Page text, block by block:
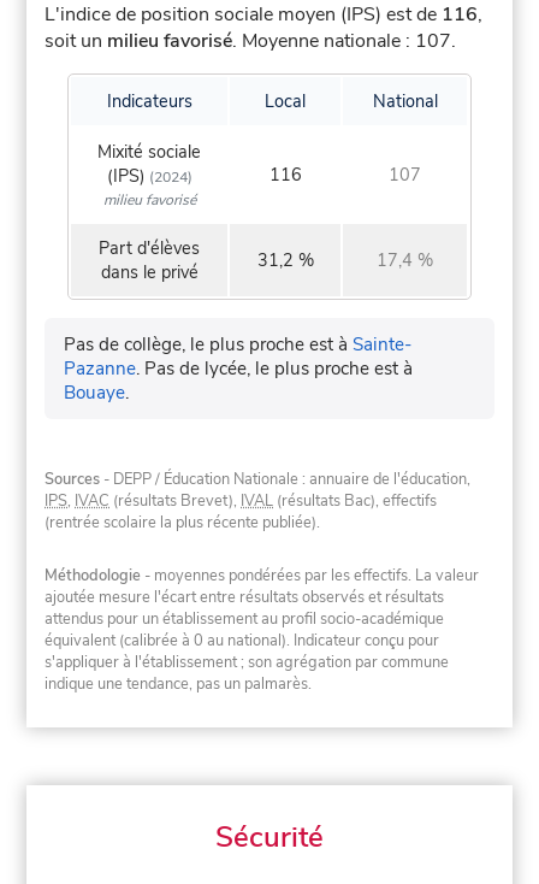
L'indice de position sociale moyen (IPS) est de 116,
soit un milieu favorisé. Moyenne nationale : 107.
Indicateurs Local National
Mixité sociale
(IPS) (2024)
milieu favorisé
116 107
Part d'élèves
dans le privé
31,2 % 17,4 %
Pas de collège, le plus proche est àSainte-
Pazanne. Pas de lycée, le plus proche est à
Bouaye.
Sources - DEPP / Éducation Nationale : annuaire de l'éducation,
IPS, IVAC (résultats Brevet), IVAL (résultats Bac), effectifs
(rentrée scolaire la plus récente publiée).
Méthodologie - moyennes pondérées par les effectifs. La valeur
ajoutée mesure l'écart entre résultats observés et résultats
attendus pour un établissement au profil socio-académique
équivalent (calibrée à 0 au national). Indicateur conçu pour
s'appliquer à l'établissement ; son agrégation par commune
indique une tendance, pas un palmarès.
Sécurité